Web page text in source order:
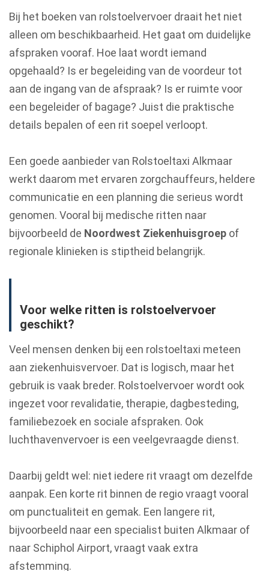
Bij het boeken van rolstoelvervoer draait het niet
alleen om beschikbaarheid. Het gaat om duidelijke
afspraken vooraf. Hoe laat wordt iemand
opgehaald? Is er begeleiding van de voordeur tot
aan de ingang van de afspraak? Is er ruimte voor
een begeleider of bagage? Juist die praktische
details bepalen of een rit soepel verloopt.
Een goede aanbieder van Rolstoeltaxi Alkmaar
werkt daarom met ervaren zorgchauffeurs, heldere
communicatie en een planning die serieus wordt
genomen. Vooral bij medische ritten naar
bijvoorbeeld de Noordwest Ziekenhuisgroep of
regionale klinieken is stiptheid belangrijk.
Voor welke ritten is rolstoelvervoer
geschikt?
Veel mensen denken bij een rolstoeltaxi meteen
aan ziekenhuisvervoer. Dat is logisch, maar het
gebruik is vaak breder. Rolstoelvervoer wordt ook
ingezet voor revalidatie, therapie, dagbesteding,
familiebezoek en sociale afspraken. Ook
luchthavenvervoer is een veelgevraagde dienst.
Daarbij geldt wel: niet iedere rit vraagt om dezelfde
aanpak. Een korte rit binnen de regio vraagt vooral
om punctualiteit en gemak. Een langere rit,
bijvoorbeeld naar een specialist buiten Alkmaar of
naar Schiphol Airport, vraagt vaak extra
afstemming.